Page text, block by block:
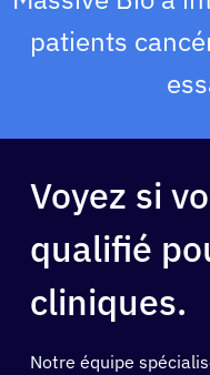
Solutions
Ressources
Se connecter
Français
patients
Voyez si
qualifié
cliniques.
Notre équipe